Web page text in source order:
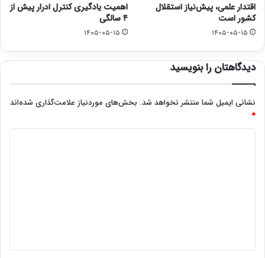
اقتدار علمی، پیش‌نیاز استقلال
کشور است
۱۴۰۵-۰۵-۱۵
اهمیت یادگیری کنترل ادرار پیش از
۴ سالگی
۱۴۰۵-۰۵-۱۵
دیدگاهتان را بنویسید
نشانی ایمیل شما منتشر نخواهد شد. بخش‌های موردنیاز علامت‌گذاری شده‌اند
*